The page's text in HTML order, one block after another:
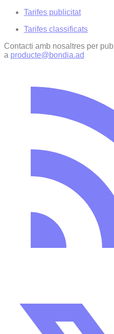
Tarifes publicitat
Tarifes classificats
Contacti amb nosaltres per
a producte@bondia.ad